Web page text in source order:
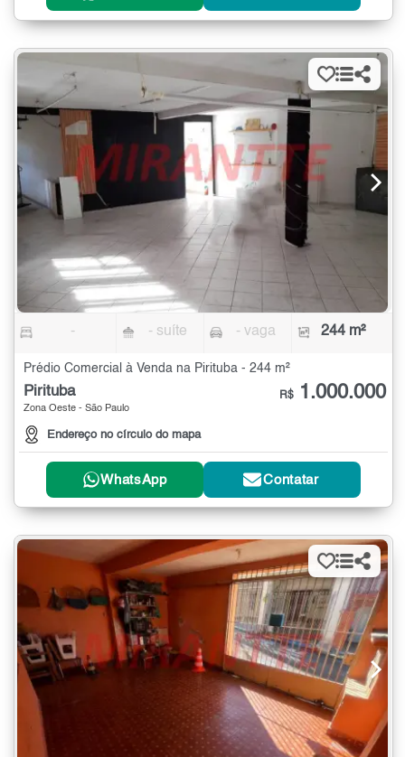
- - suíte - vaga 244 m²
Prédio Comercial à Venda na Pirituba - 244 m²
Pirituba
Zona Oeste - São Paulo
Endereço no círculo do mapa
R$ 1.000.000
WhatsApp Contatar